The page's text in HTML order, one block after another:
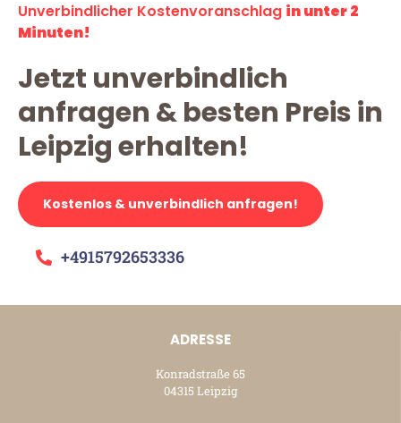
Unverbindlicher Kostenvoranschlag in unter 2
Minuten!
Jetzt unverbindlich
anfragen & besten Preis in
Leipzig erhalten!
Kostenlos & unverbindlich anfragen!
+4915792653336
ADRESSE
Konradstraße 65
04315 Leipzig